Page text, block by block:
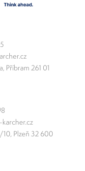
Příbram 261 01
Plzeň 32 600